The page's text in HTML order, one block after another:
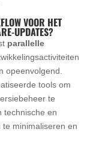
VOOR HET
UPDATES?
parallelle
opeenvolgend.
tools om
te
technische en
minimaliseren en